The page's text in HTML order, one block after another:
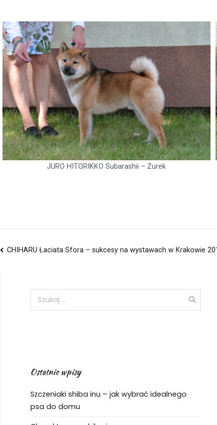
JURO HITORIKKO Subarashii – Żurek
CHIHARU Łaciata Sfora – sukcesy na wystawach w Krakowie
Ostatnie wpisy
Szczeniaki shiba inu – jak wybrać idealnego
psa do domu